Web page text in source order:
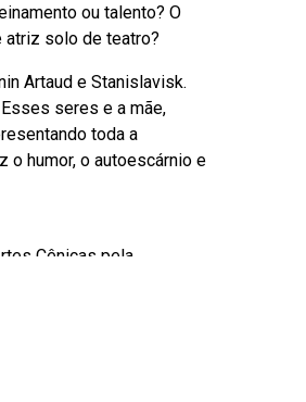
ou talento? O
atriz solo de teatro?
Artaud e Stanislavisk.
seres e a mãe,
toda a
o humor, o autoescárnio e
Cênicas pela